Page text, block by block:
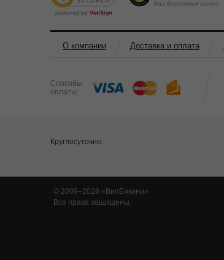
О компании Доставка и оплата
Способы
оплаты:
Круглосуточно.
© 2009–2026
ВипБикини
Все права защищены.